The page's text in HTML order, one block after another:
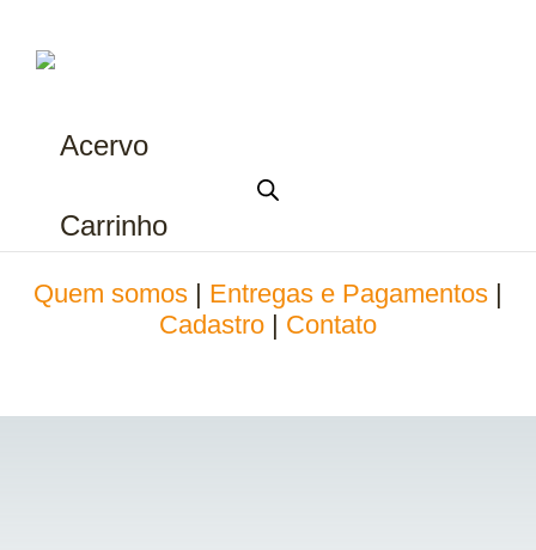
Acervo
Carrinho
Quem somos Entregas e Pagamentos
Cadastro
Contato